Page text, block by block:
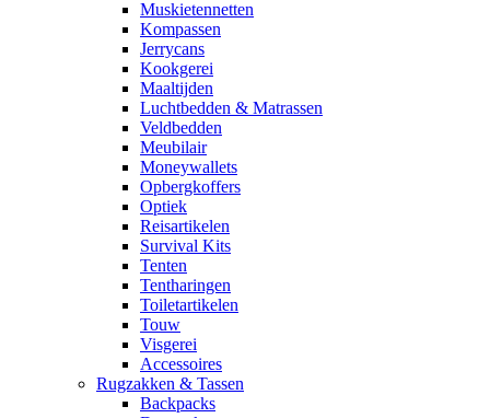
Muskietennetten
Kompassen
Jerrycans
Kookgerei
Maaltijden
Luchtbedden & Matrassen
Veldbedden
Meubilair
Moneywallets
Opbergkoffers
Optiek
Reisartikelen
Survival Kits
Tenten
Tentharingen
Toiletartikelen
Touw
Visgerei
Accessoires
Rugzakken & Tassen
Backpacks